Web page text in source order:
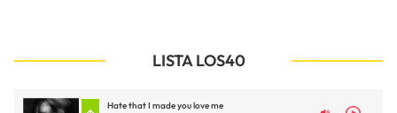
LISTA LOS40
Hate that I made you love me